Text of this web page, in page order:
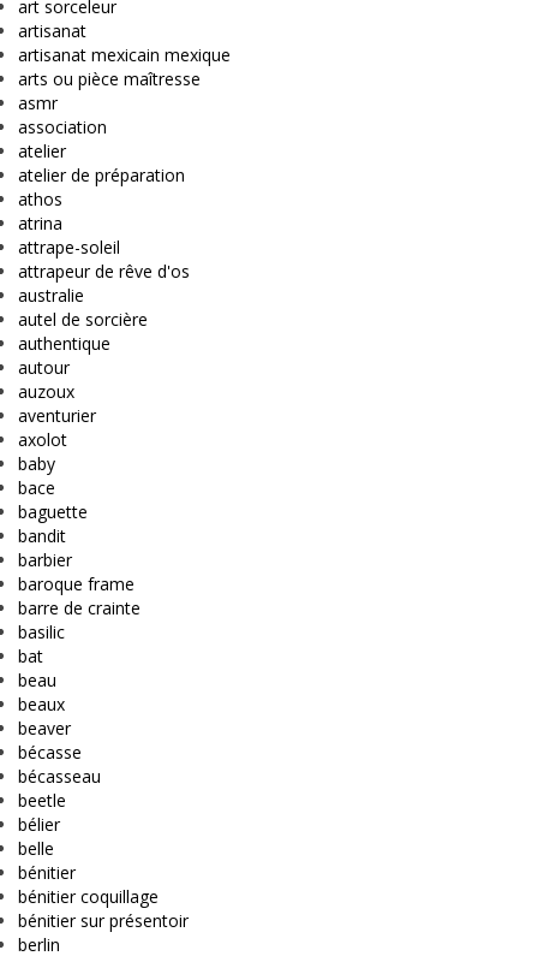
art sorceleur
artisanat
artisanat mexicain mexique
arts ou pièce maîtresse
asmr
association
atelier
atelier de préparation
athos
atrina
attrape-soleil
attrapeur de rêve d'os
australie
autel de sorcière
authentique
autour
auzoux
aventurier
axolot
baby
bace
baguette
bandit
barbier
baroque frame
barre de crainte
basilic
bat
beau
beaux
beaver
bécasse
bécasseau
beetle
bélier
belle
bénitier
bénitier coquillage
bénitier sur présentoir
berlin